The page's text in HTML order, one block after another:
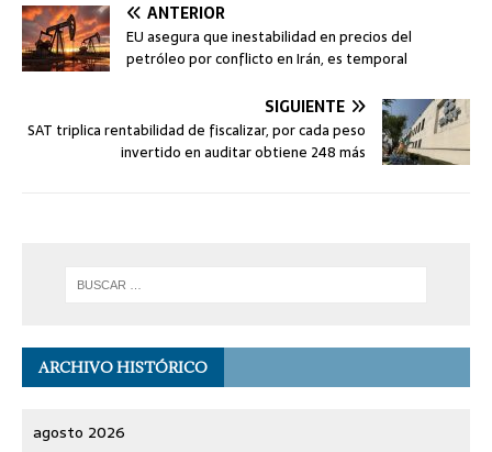
ANTERIOR
EU asegura que inestabilidad en precios del
petróleo por conflicto en Irán, es temporal
SIGUIENTE
SAT triplica rentabilidad de fiscalizar, por cada peso
invertido en auditar obtiene 248 más
ARCHIVO HISTÓRICO
agosto 2026